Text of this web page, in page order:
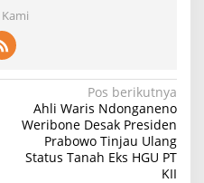
Pos berikutnya
Ahli Waris Ndonganeno
Weribone Desak Presiden
Prabowo Tinjau Ulang
Status Tanah Eks HGU PT
KII